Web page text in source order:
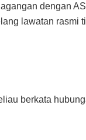
dengan
lawatan rasmi
berkata